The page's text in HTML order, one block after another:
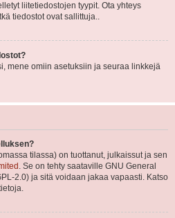
liitetiedostojen tyypit. Ota yhteys
tiedostot ovat sallittuja..
mene omiin asetuksiin ja seuraa linkkejä
tilassa) on tuottanut, julkaissut ja sen
. Se on tehty saataville GNU General
2.0) ja sitä voidaan jakaa vapaasti. Katso